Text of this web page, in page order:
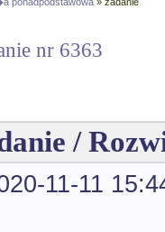
nr 6363
/
11-11